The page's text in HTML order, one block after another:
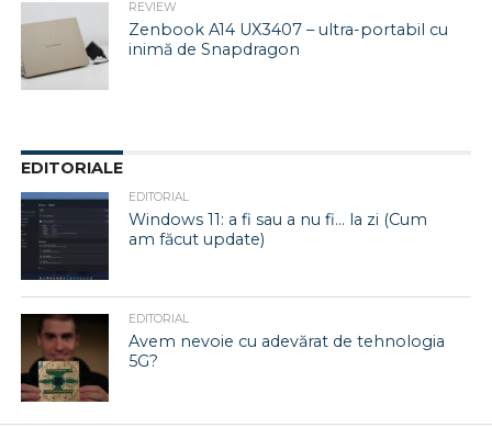
REVIEW
Zenbook A14 UX3407 – ultra-portabil cu
inimă de Snapdragon
EDITORIALE
EDITORIAL
Windows 11: a fi sau a nu fi… la zi (Cum
am făcut update)
EDITORIAL
Avem nevoie cu adevărat de tehnologia
5G?